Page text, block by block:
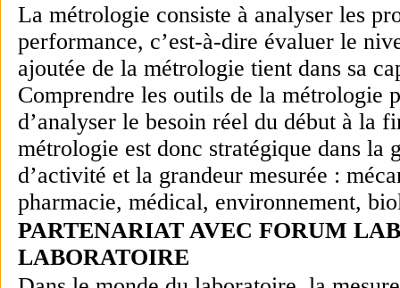
La métrologie consiste à analyser les
performance, c’est-à-dire évaluer le
ajoutée de la métrologie tient dans sa
Comprendre les outils de la métrologie
d’analyser le besoin réel du début à la
métrologie est donc stratégique dans la
d’activité et la grandeur mesurée :
pharmacie, médical, environnement,
PARTENARIAT AVEC FORUM
LABORATOIRE